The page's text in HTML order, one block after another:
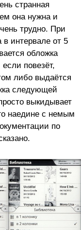
странная
она нужна и
трудно. При
в интервале от 5
обложка
повезёт,
либо выдаётся
следующей
выкидывает
наедине с немым
по